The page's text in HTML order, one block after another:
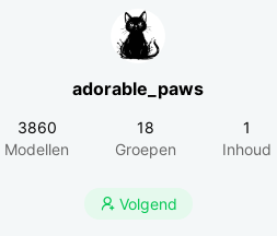
adorable_paws
3860
Modellen
18
Groepen
1
Inhoud
 Volgend